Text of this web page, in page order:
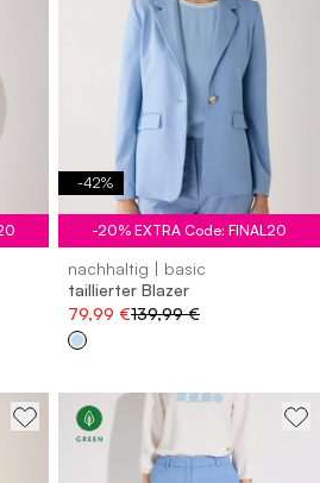
-42%
-20% EXTRA Code: FINAL20
nachhaltig | basic
taillierter Blazer
79,99 €139,99 €